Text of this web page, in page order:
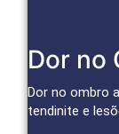
Dor no
Dor no ombro
tendinite e